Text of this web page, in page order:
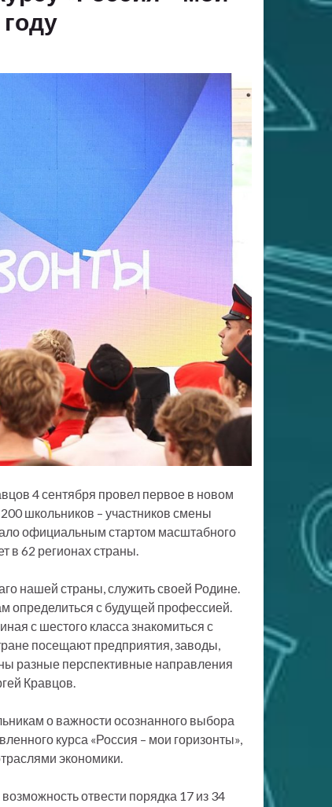
4 сентября провел первое в новом
школьников – участников смены
официальным стартом масштабного
в 62 регионах страны.
нашей страны, служить своей Родине.
определиться с будущей профессией.
с шестого класса знакомиться с
посещают предприятия, заводы,
разные перспективные направления
Кравцов.
о важности осознанного выбора
курса «Россия – мои горизонты»,
экономики.
отвести порядка 17 из 34